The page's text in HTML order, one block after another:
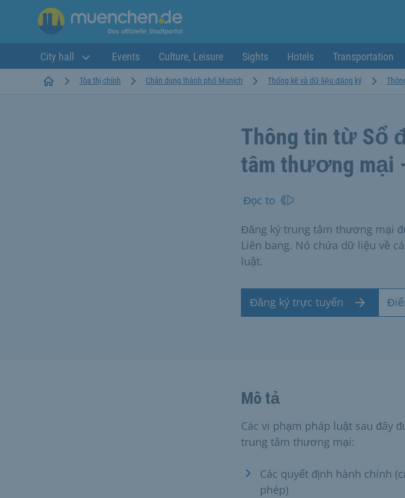
City hall Events Culture, Leisure Sights Hotels Transportation
StartseiteTòa thị chính Chân dung thành phố Munich Thống kê và dữ liệu đăng ký
Thông tin từ Sổ
tâm thương mại
Đọc to
Đăng ký trung tâm thương mại
Liên bang. Nó chứa dữ liệu về
luật.
Đăng ký trực tuyến
Mô tả
Các vi phạm pháp luật sau đây
trung tâm thương mại:
Các quyết định hành chính
phép)